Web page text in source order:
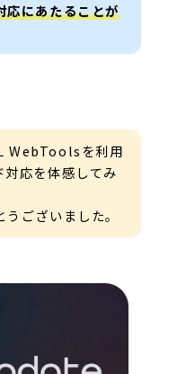
応にあたることが
WebToolsを利用
対応を体感してみ
ございました。